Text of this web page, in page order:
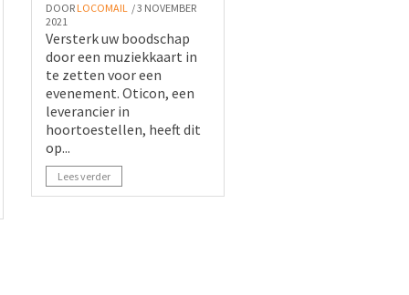
DOOR LOCOMAIL / 3 NOVEMBER
2021
Versterk uw boodschap
door een muziekkaart in
te zetten voor een
evenement. Oticon, een
leverancier in
hoortoestellen, heeft dit
op...
Lees verder